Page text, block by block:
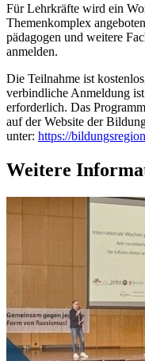
Für Lehrkräfte wird ein
Themenkomplex
pädagogen und weitere
anmelden.
Die Teilnahme ist
verbindliche Anmeldung
erforderlich. Das
auf der Website der
unter: https://
Weitere